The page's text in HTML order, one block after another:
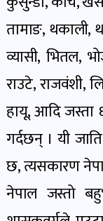
कृषि
र
कृषक
पोष्ट
पर्यटन
खबर
पोष्ट
शिक्षा
तामाङ, थकाली,
व्यासी, भितल,
राउटे, राजवंशी,
हायू, आदि जस्ता
गर्दछन् । यी
छ, त्यसकारण
नेपाल जस्तो